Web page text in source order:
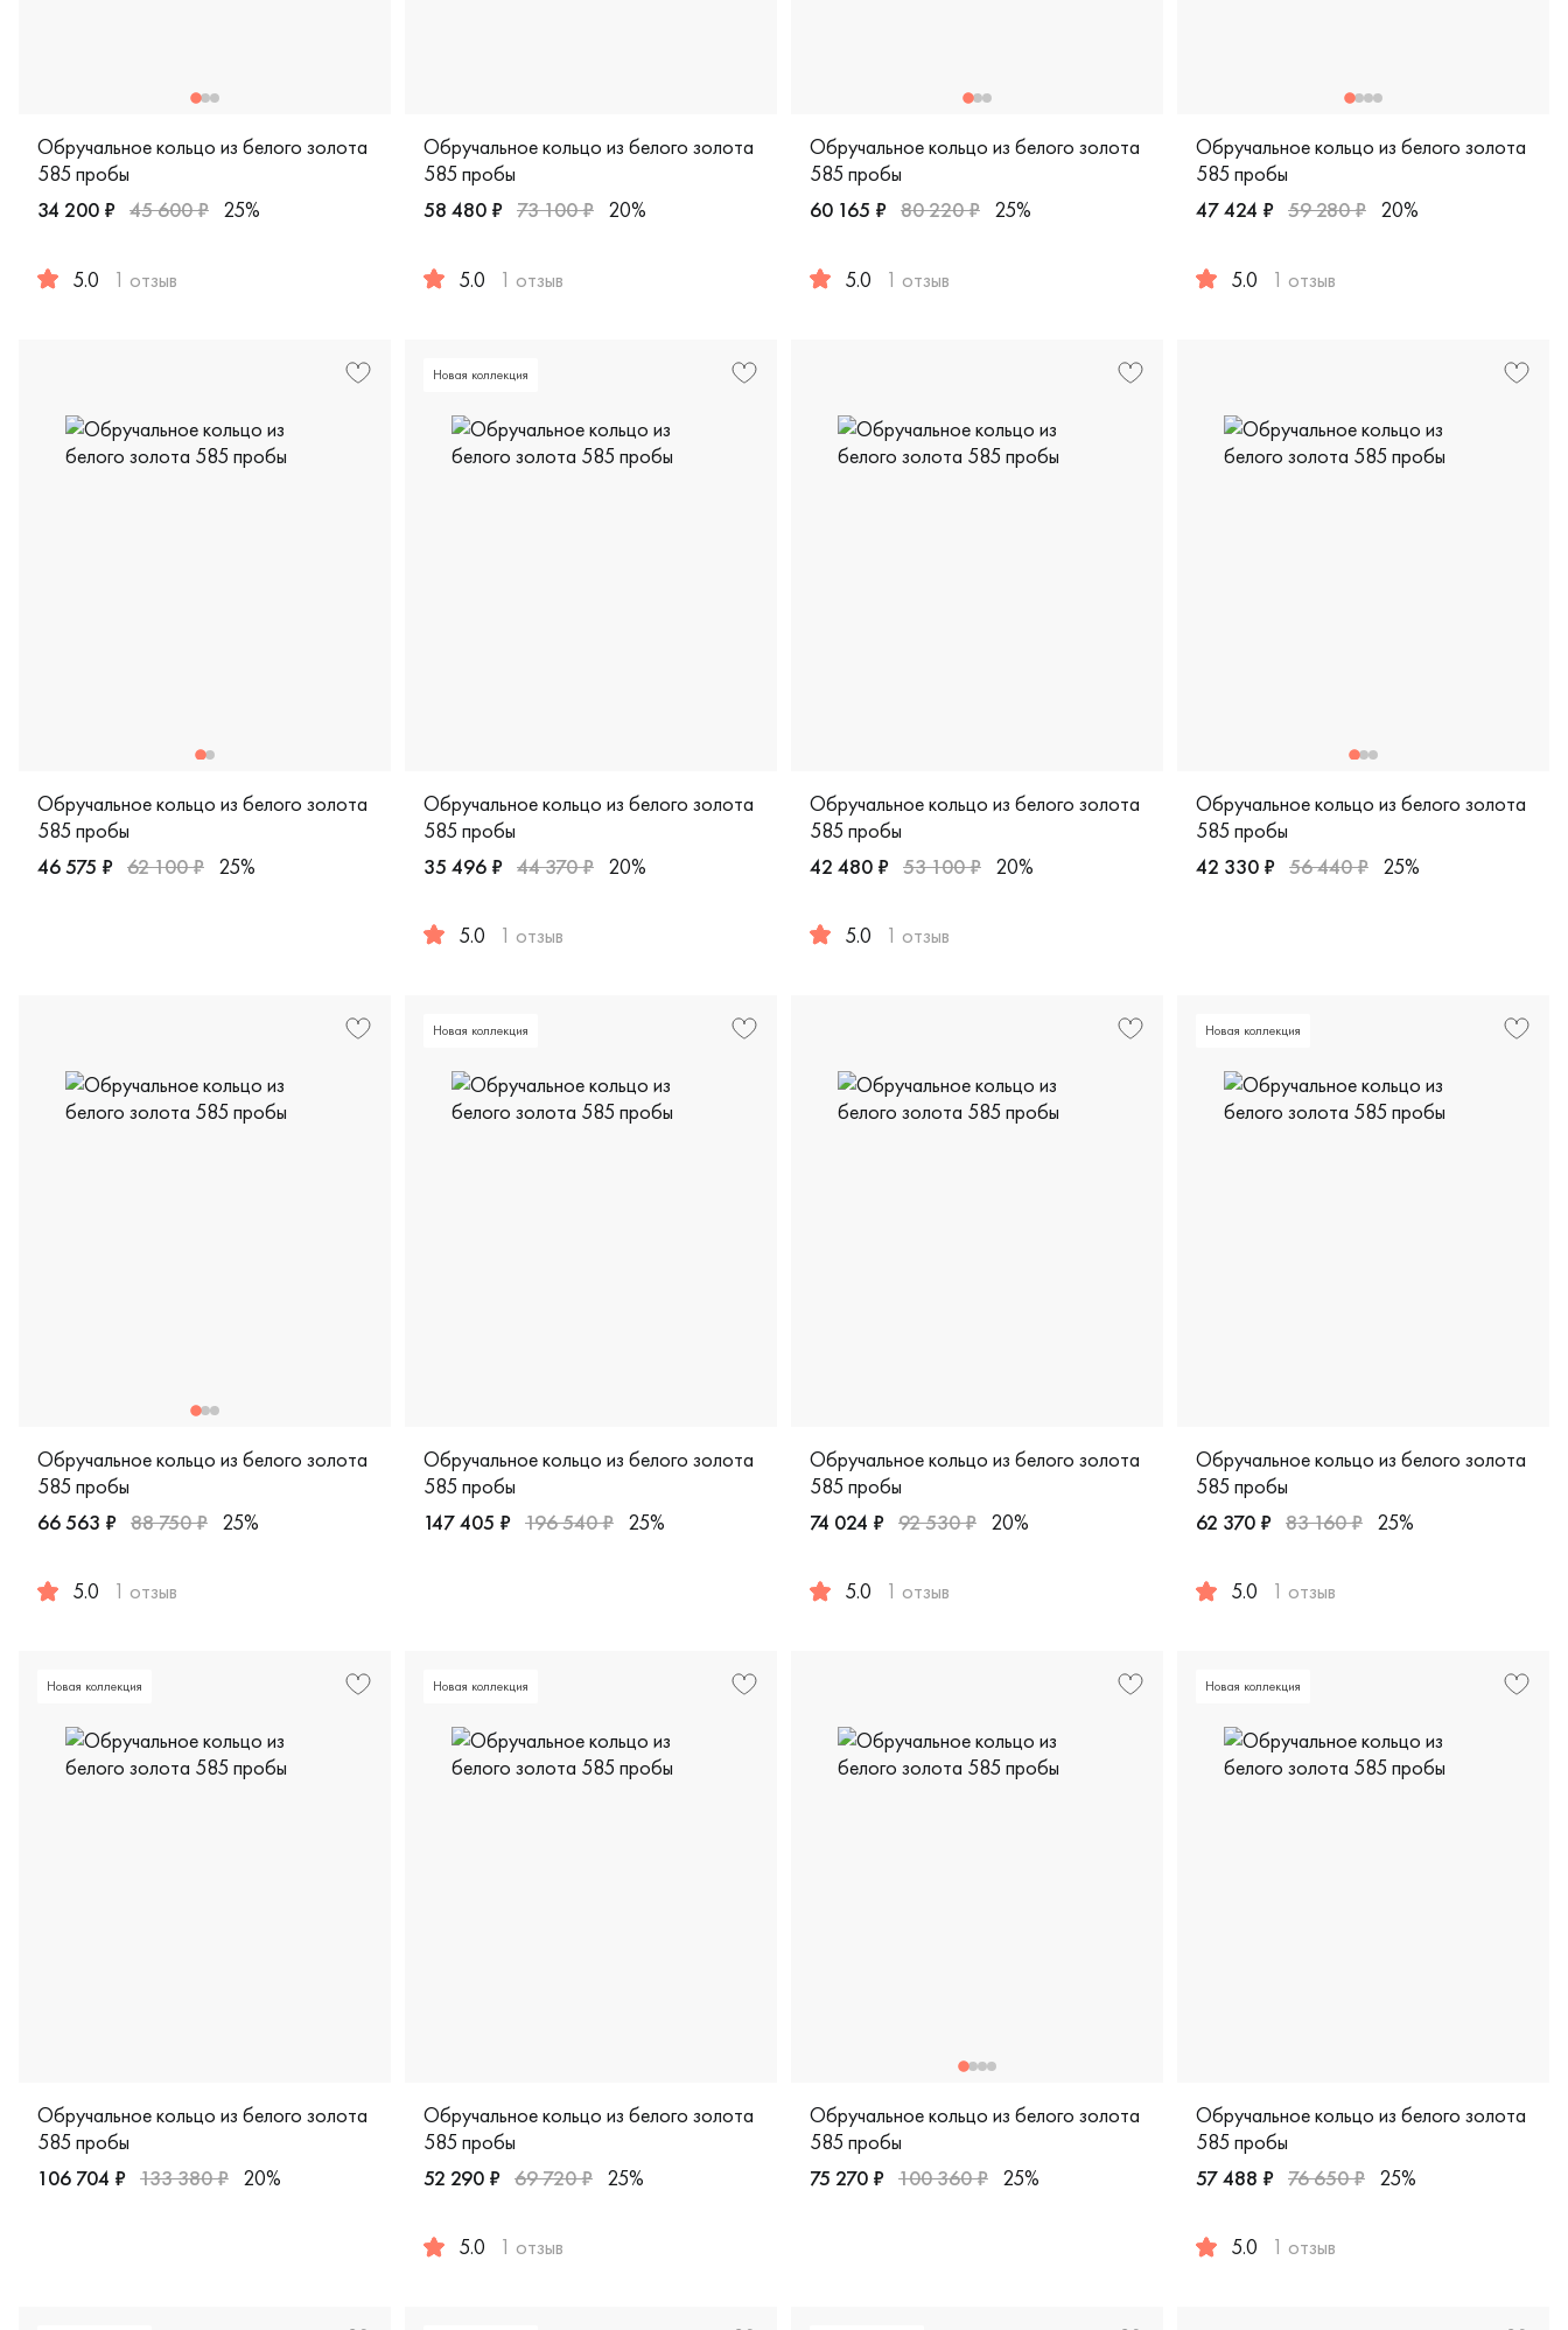
Обручальное кольцо из белого золота
585 пробы
34 200 ₽ 45 600 ₽ 25%
5.0 1 отзыв
Обручальное кольцо из белого золота
585 пробы
58 480 ₽ 73 100 ₽ 20%
5.0 1 отзыв
Обручальное кольцо из белого золота
585 пробы
60 165 ₽ 80 220 ₽ 25%
5.0 1 отзыв
Обручальное кольцо из белого золота
585 пробы
47 424 ₽ 59 280 ₽ 20%
5.0 1 отзыв
Обручальное кольцо из белого золота
585 пробы
Женские, парные, белое золото 585 пробы, comfort fit, дизайнерская, 43-3бр/б
46 575 ₽ 62 100 ₽ 25%
Новая коллекция
Обручальное кольцо из белого золота
585 пробы
35 496 ₽ 44 370 ₽ 20%
5.0 1 отзыв
Обручальное кольцо из белого золота
585 пробы
42 480 ₽ 53 100 ₽ 20%
5.0 1 отзыв
Обручальное кольцо из белого золота
585 пробы
42 330 ₽ 56 440 ₽ 25%
Обручальное кольцо из белого золота
585 пробы
66 563 ₽ 88 750 ₽ 25%
5.0 1 отзыв
Новая коллекция
Обручальное кольцо из белого золота
585 пробы
Женские, парные, белое золото 585 пробы, дизайнерская, 6-31-0130-201
147 405 ₽ 196 540 ₽ 25%
Обручальное кольцо из белого золота
585 пробы
74 024 ₽ 92 530 ₽ 20%
5.0 1 отзыв
Новая коллекция
Обручальное кольцо из белого золота
585 пробы
62 370 ₽ 83 160 ₽ 25%
5.0 1 отзыв
Новая коллекция
Обручальное кольцо из белого золота
585 пробы
Мужские, парные, белое золото 585 пробы, дизайнерская, 6-31-0131-200
106 704 ₽ 133 380 ₽ 20%
Новая коллекция
Обручальное кольцо из белого золота
585 пробы
52 290 ₽ 69 720 ₽ 25%
5.0 1 отзыв
Обручальное кольцо из белого золота
585 пробы
Женские, мужские, парные, белое золото 585 пробы, дизайнерская, 100-72041
75 270 ₽ 100 360 ₽ 25%
Новая коллекция
Обручальное кольцо из белого золота
585 пробы
57 488 ₽ 76 650 ₽ 25%
5.0 1 отзыв